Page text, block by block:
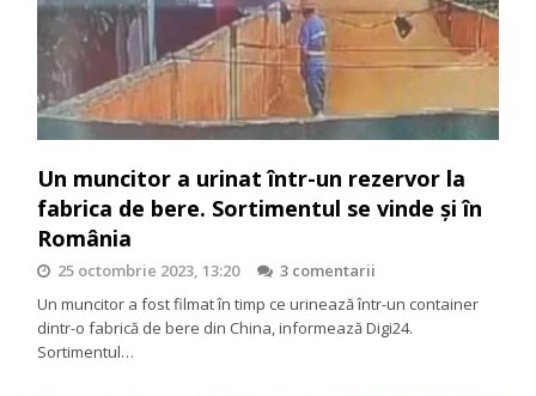
Un muncitor a urinat într-un rezervor la
fabrica de bere. Sortimentul se vinde și în
România
25 octombrie 2023, 13:20
3 comentarii
Un muncitor a fost filmat în timp ce urinează într-un container
dintr-o fabrică de bere din China, informează Digi24.
Sortimentul…